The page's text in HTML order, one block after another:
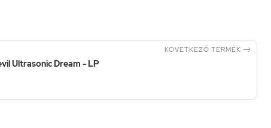
KÖVETKEZŐ TERMÉK 
Ultrasonic Dream - LP